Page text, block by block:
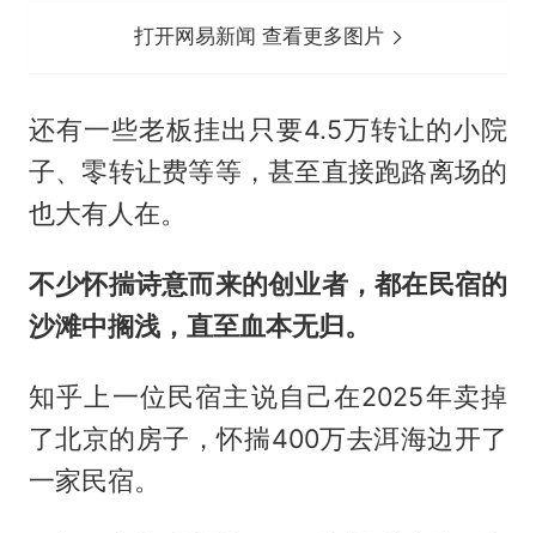
打开网易新闻 查看更多图片
还有一些老板挂出只要4.5万转让的小院
子、零转让费等等，甚至直接跑路离场的
也大有人在。
不少怀揣诗意而来的创业者，都在民宿的
沙滩中搁浅，直至血本无归。
知乎上一位民宿主说自己在2025年卖掉
了北京的房子，怀揣400万去洱海边开了
一家民宿。